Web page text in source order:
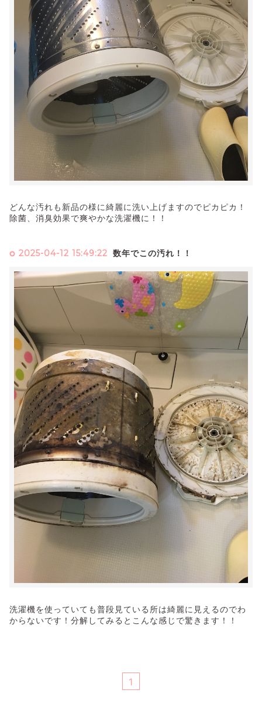
どんな汚れも新品の様に綺麗に洗い上げますのでピカピカ！
除菌、消臭効果で爽やかな洗濯機に！！
2025-04-12 15:49:22 数年でこの汚れ！！
洗濯機を使っていても普段見ている所は綺麗に見えるのでわ
からないです！分解してみるとこんな感じで驚きます！！
1